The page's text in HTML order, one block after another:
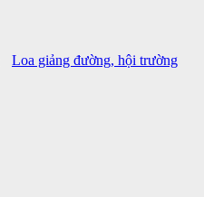
Loa giảng đường, hội trường